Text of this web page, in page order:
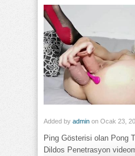
Added by admin on Ocak 23,
Ping Gösterisi olan Pong
Dildos Penetrasyon